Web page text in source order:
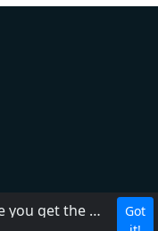
This website uses cookies to ensure you get the best experience on our website.
Got